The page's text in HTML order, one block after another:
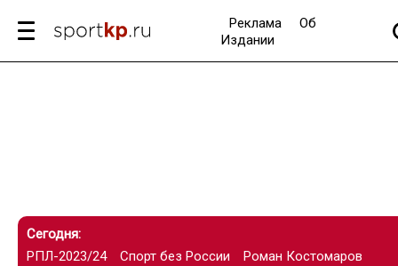
Реклама
Об
Издании
Сегодня:
РПЛ-2023/24
Спорт без России
Роман Костомаров